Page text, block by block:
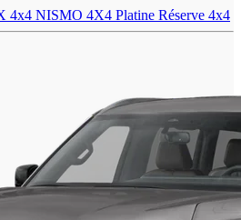
4x4 NISMO 4X4 Platine Réserve 4x4